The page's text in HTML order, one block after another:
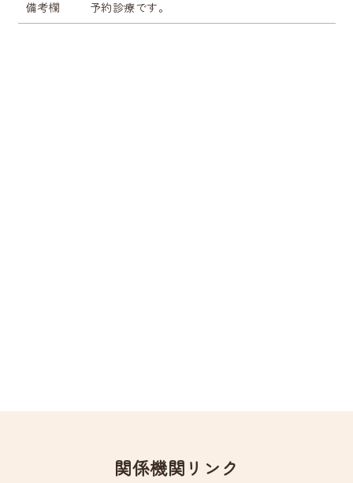
備考欄 予約診療です。
関係機関リンク